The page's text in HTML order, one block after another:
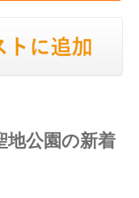
地公園の新着